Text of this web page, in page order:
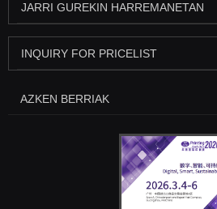
JARRI GUREKIN HARREMANETAN
INQUIRY FOR PRICELIST
AZKEN BERRIAK